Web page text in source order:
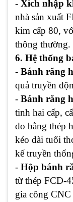
- Xích nhập
nhà sản xuất
kim cấp 80,
thông thường.
6. Hệ thống
- Bánh răng
quả truyền
- Bánh răng
tinh hai cấp,
do bằng thép
kéo dài tuổi
kế truyền
- Hộp bánh
từ thép FCD-
gia công